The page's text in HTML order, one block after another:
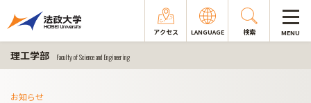
アクセス LANGUAGE 検索 MENU
理工学部 Faculty of Science and Engineering
お知らせ